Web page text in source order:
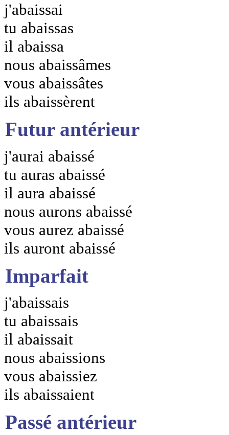
j'abaissai
tu abaissas
il abaissa
nous abaissâmes
vous abaissâtes
ils abaissèrent
Futur antérieur
j'aurai abaissé
tu auras abaissé
il aura abaissé
nous aurons abaissé
vous aurez abaissé
ils auront abaissé
Imparfait
j'abaissais
tu abaissais
il abaissait
nous abaissions
vous abaissiez
ils abaissaient
Passé antérieur